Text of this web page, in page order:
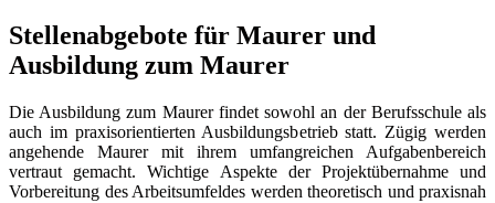
Stellenabgebote für Maurer und
Ausbildung zum Maurer
Die Ausbildung zum Maurer findet sowohl an der Berufsschule als
auch im praxisorientierten Ausbildungsbetrieb statt. Zügig werden
angehende Maurer mit ihrem umfangreichen Aufgabenbereich
vertraut gemacht. Wichtige Aspekte der Projektübernahme und
Vorbereitung des Arbeitsumfeldes werden theoretisch und praxisnah